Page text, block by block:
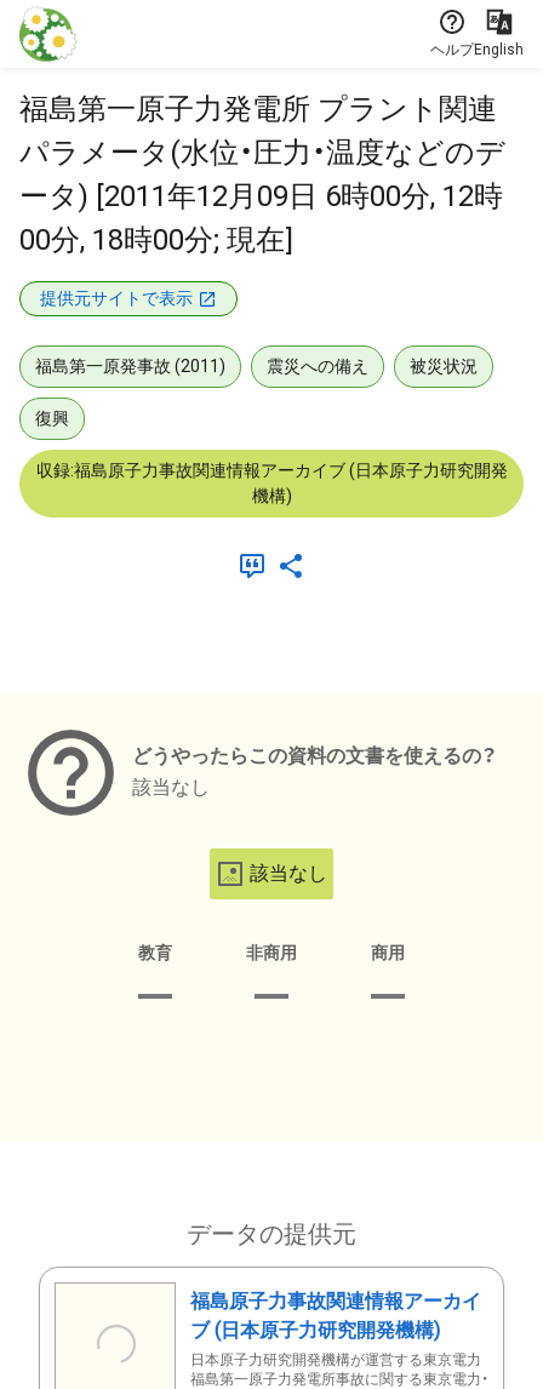
本文に飛ぶ
ヘルプEnglish
福島第一原子力発電所 プラント関連
パラメータ(水位・圧力・温度などのデ
ータ) [2011年12月09日 6時00分, 12時
00分, 18時00分; 現在]
提供元サイトで表示
福島第一原発事故 (2011) 震災への備え 被災状況
復興
収録:福島原子力事故関連情報アーカイブ (日本原子力研究開発
機構)
どうやったらこの資料の文書を使えるの？
該当なし
該当なし
教育 非商用 商用
データの提供元
福島原子力事故関連情報アーカイ
ブ (日本原子力研究開発機構)
日本原子力研究開発機構が運営する東京電力
福島第一原子力発電所事故に関する東京電力・